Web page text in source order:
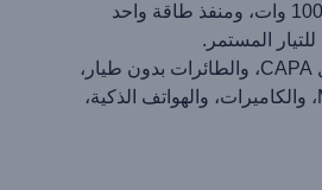
PD بقدرة 60 وات/100 وات، ومنفذ طاقة واحد
المستمر.
مناسب لأجهزة مثل CAPA، والطائرات بدون طيار،
وأجهزة MacBooks، والكاميرات، والهواتف الذكية،